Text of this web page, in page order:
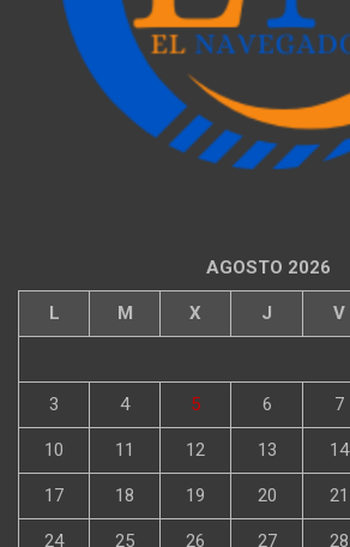
AGOSTO 2026
L M X J V
3 4 5 6 7
10 11 12 13 14
17 18 19 20 21
24 25 26 27 28